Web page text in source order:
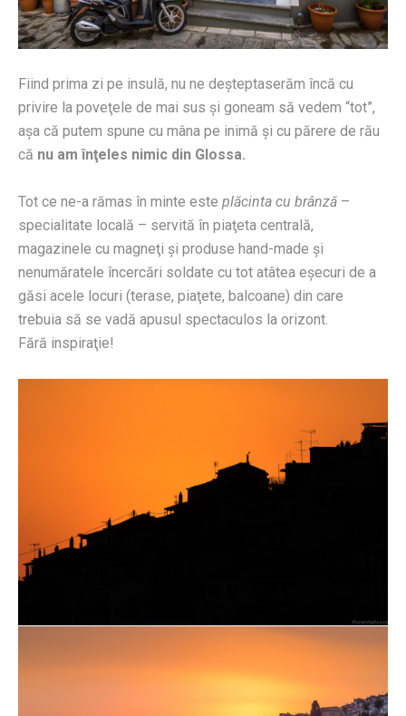
Fiind prima zi pe insulă, nu ne deşteptaserăm încă cu
privire la poveţele de mai sus şi goneam să vedem “tot”,
aşa că putem spune cu mâna pe inimă şi cu părere de rău
că nu am înţeles nimic din Glossa.
Tot ce ne-a rămas în minte este plăcinta cu brânză –
specialitate locală – servită în piaţeta centrală,
magazinele cu magneţi şi produse hand-made şi
nenumăratele încercări soldate cu tot atâtea eşecuri de a
găsi acele locuri (terase, piaţete, balcoane) din care
trebuia să se vadă apusul spectaculos la orizont.
Fără inspiraţie!